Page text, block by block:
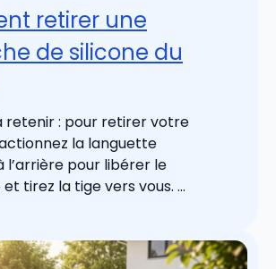
retirer une
de silicone du
retenir : pour retirer votre
la languette
l’arrière pour libérer le
tirez la tige vers vous. ...